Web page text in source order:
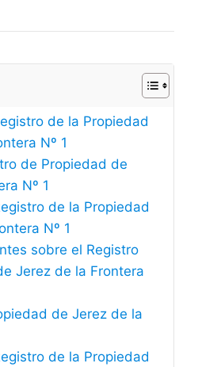
de la Propiedad
Nº 1
de Propiedad de
Nº 1
de la Propiedad
Nº 1
sobre el Registro
Jerez de la Frontera
de Jerez de la
de la Propiedad